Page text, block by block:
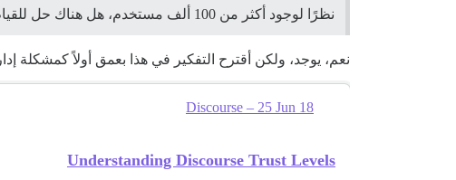
نظرًا لوجود أكثر من 100 ألف مستخدم، هل هناك حل للقيام بذلك بشكل جماعي؟
نعم، يوجد، ولكن أقترح التفكير في هذا بعمق أولاً كمشكلة
Discourse – 25 Jun 18
Understanding Discourse Trust Levels